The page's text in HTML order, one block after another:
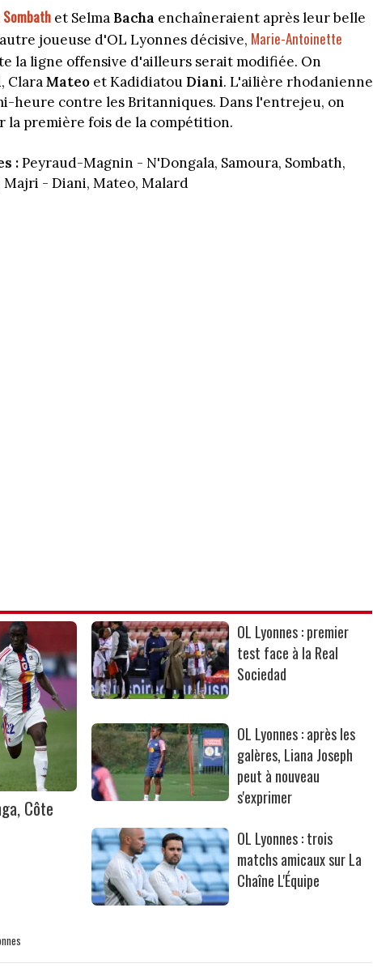
Sombath et Selma Bacha enchaîneraient après leur belle
joueuse d'OL Lyonnes décisive, Marie-Antoinette
la ligne offensive d'ailleurs serait modifiée. On
, ClaraMateo et Kadidiatou Diani. L'ailière rhodanienne
heure contre les Britanniques. Dans l'entrejeu, on
la première fois de la compétition.
:Peyraud-Magnin - N'Dongala, Samoura, Sombath,
Majri - Diani, Mateo, Malard
Côte
OL Lyonnes : premier
test face à la Real
Sociedad
OL Lyonnes : après les
galères, Liana Joseph
peut à nouveau
s'exprimer
OL Lyonnes : trois
matchs amicaux sur La
Chaîne L'Équipe